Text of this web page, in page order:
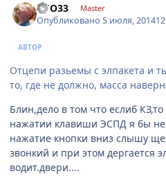
UFO33 Master
Опубликовано 5 июля, 2014
АВТОР
Отцепи разьемы с элпакета и
то, где не должно, масса
Блин,дело в том что еслиб
нажатии клавиши ЭСПД я бы
нажатие кнопки вниз слышу
звонкий и при этом дергается
водит.двери....